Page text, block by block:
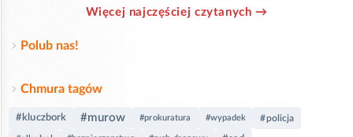
Więcej najczęściej czytanych →
Polub nas!
Chmura tagów
#kluczbork #murow #prokuratura #wypadek #policja